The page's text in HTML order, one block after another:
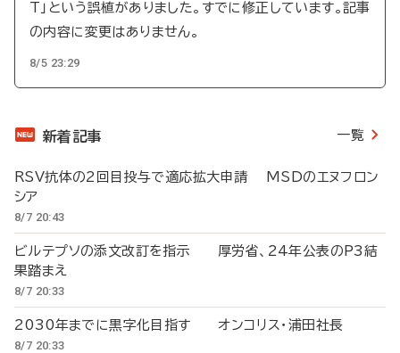
T」という誤植がありました。すでに修正しています。記事
の内容に変更はありません。
8/5 23:29
新着記事 一覧
RSV抗体の2回目投与で適応拡大申請 MSDのエヌフロン
シア
8/7 20:43
ビルテプソの添文改訂を指示 厚労省、24年公表のP3結
果踏まえ
8/7 20:33
2030年までに黒字化目指す オンコリス・浦田社長
8/7 20:33